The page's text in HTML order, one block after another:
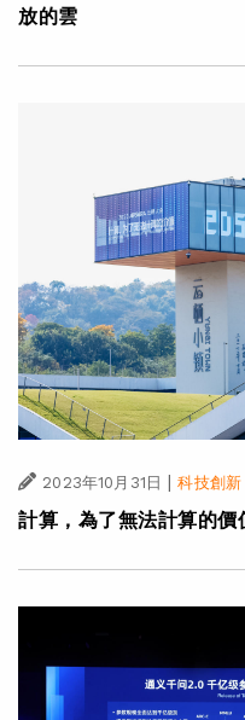
放的雲
2023年10月31日 | 科技創新
計算，為了無法計算的